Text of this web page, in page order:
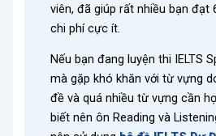
viên, đã giúp rất nhiều bạn đạt
chi phí cực ít.
Nếu bạn đang luyện thi IELTS
mà gặp khó khăn với từ vựng
đề và quá nhiều từ vựng cần
biết nên ôn Reading và